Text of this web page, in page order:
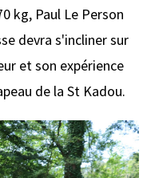
kg, Paul Le Person
devra s'incliner sur
et son expérience
de la St Kadou.